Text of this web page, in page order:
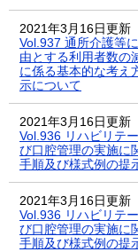
2021年3月16日更新
Vol.937 通所介護等
由とする利用者数の
に係る基本的な考え
示について
2021年3月16日更新
Vol.936 リハビリテ
び口腔管理の実施に
手順及び様式例の提
2021年3月16日更新
Vol.936 リハビリテ
び口腔管理の実施に
手順及び様式例の提